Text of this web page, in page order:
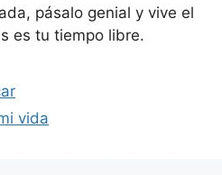
pásalo genial y vive el
es tu tiempo libre.
vida